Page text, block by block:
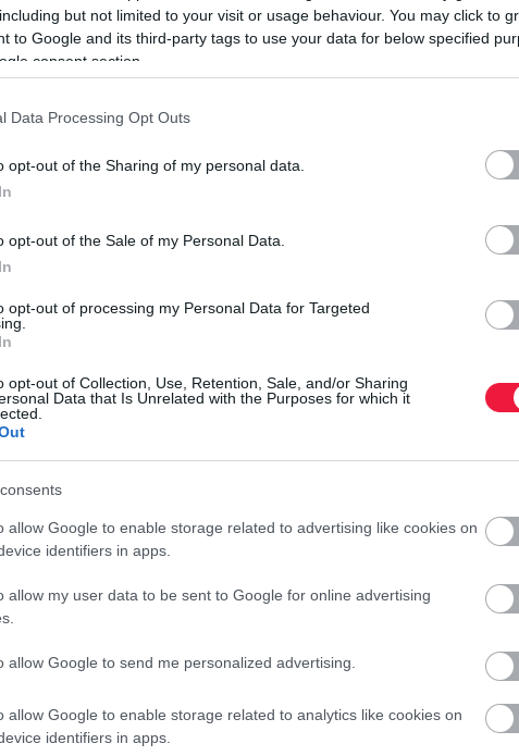
but not limited to your visit or usage behaviour. You may click to
to Google and its third-party tags to use your data for below specified
consent section.
Data Processing Opt Outs
opt-out of the Sharing of my personal data.
opt-out of the Sale of my Personal Data.
opt-out of processing my Personal Data for Targeted
opt-out of Collection, Use, Retention, Sale, and/or Sharing
Data that Is Unrelated with the Purposes for which it
allow Google to enable storage related to advertising like cookies on
identifiers in apps.
allow my user data to be sent to Google for online advertising
allow Google to send me personalized advertising.
allow Google to enable storage related to analytics like cookies on
identifiers in apps.
forrásként a Google Keresőben!
társaság pedig az importmodellekkel együtt 109 994
szerint a Suzuki válasza az autóipari kihívásokra a
A japán gyártó globális stratégiája szerint 2030-ig 4
a tavaly Esztergomban gyártott járművek 88,2 százaléka
116 500 autó készült Esztergomban).
A Suzuki márka
piacán, 11,04 százalékos részesedése
Vitara, 6500 S-Cross modell volt.
értékesítettek. A motorkerékpár-üzletág 14 ország
2025-ben.
stabil működésében 2025-ben nagy szerepet
forintnyi értékű projekthez az állam 1,9 milliárd
ismertetve elmondta:
értékesítés 285,5 millió euró, az export 1773,8 millió euró.
árbevétele 2,245 milliárd euró volt, 35,2 millió euró
csökkenését az erős piaci versennyel magyarázta.
az